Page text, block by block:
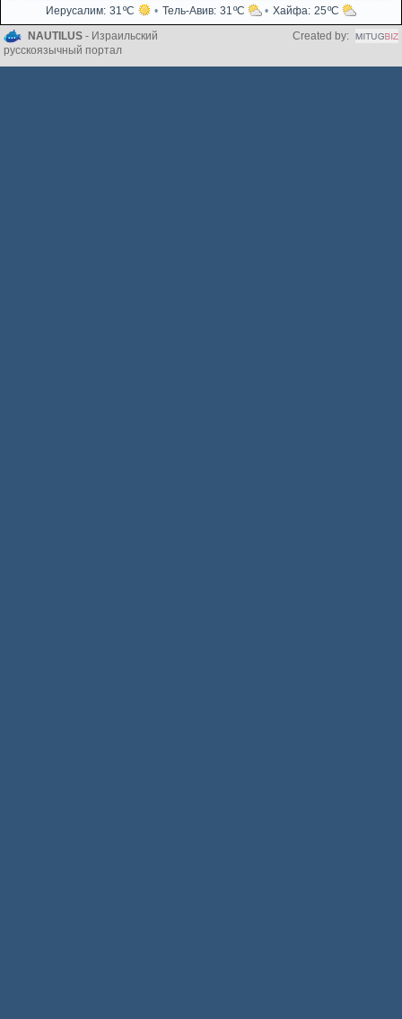
Иерусалим 31 Тель-Авив 31 Хайфа 25
NAUTILUS - Израильский
русскоязычный портал
Created by: